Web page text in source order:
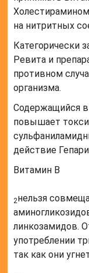
на нитритных
Категорически
Ревита и
противном
организма.
Содержащийся
повышает
действие
Витамин B
2нельзя
линкозамидов.
употреблении
так как они